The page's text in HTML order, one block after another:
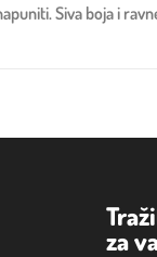
Siva boja i
za